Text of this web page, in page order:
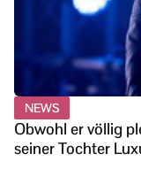
NEWS
Obwohl er völlig
seiner Tochter